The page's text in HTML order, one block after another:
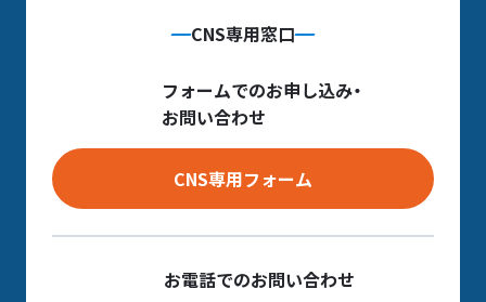
CNS専用窓口
フォームでのお申し込み・
お問い合わせ
CNS専用フォーム
お電話でのお問い合わせ